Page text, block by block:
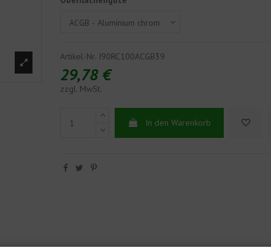
Artikel-Nr. I90RC100ACGB39
29,78 €
zzgl. MwSt.
In den Warenkorb